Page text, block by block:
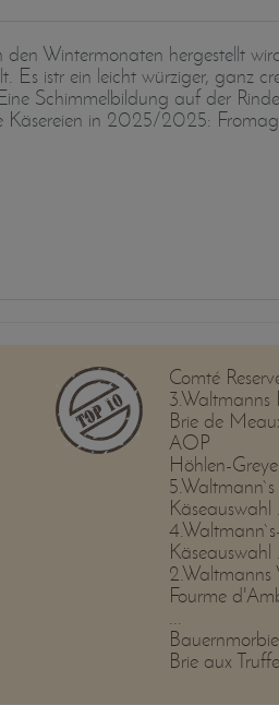
Wintermonaten hergestellt
istr ein leicht würziger, ganz
Schimmelbildung auf der
Käsereien in 2025/2025:
Comté
3.Waltmanns
Brie de
AOP
Höhlen-
5.Waltmann`s
Käseauswahl ...
Käseauswahl ...
2.Waltmanns
Fourme
Brie aux